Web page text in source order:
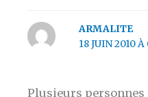
ARMALITE
18 JUIN 2010 À
Plusieurs